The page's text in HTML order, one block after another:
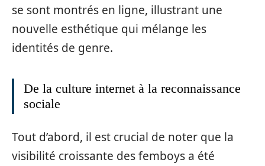
se sont montrés en ligne, illustrant une
nouvelle esthétique qui mélange les
identités de genre.
De la culture internet à la reconnaissance
sociale
Tout d’abord, il est crucial de noter que la
visibilité croissante des femboys a été